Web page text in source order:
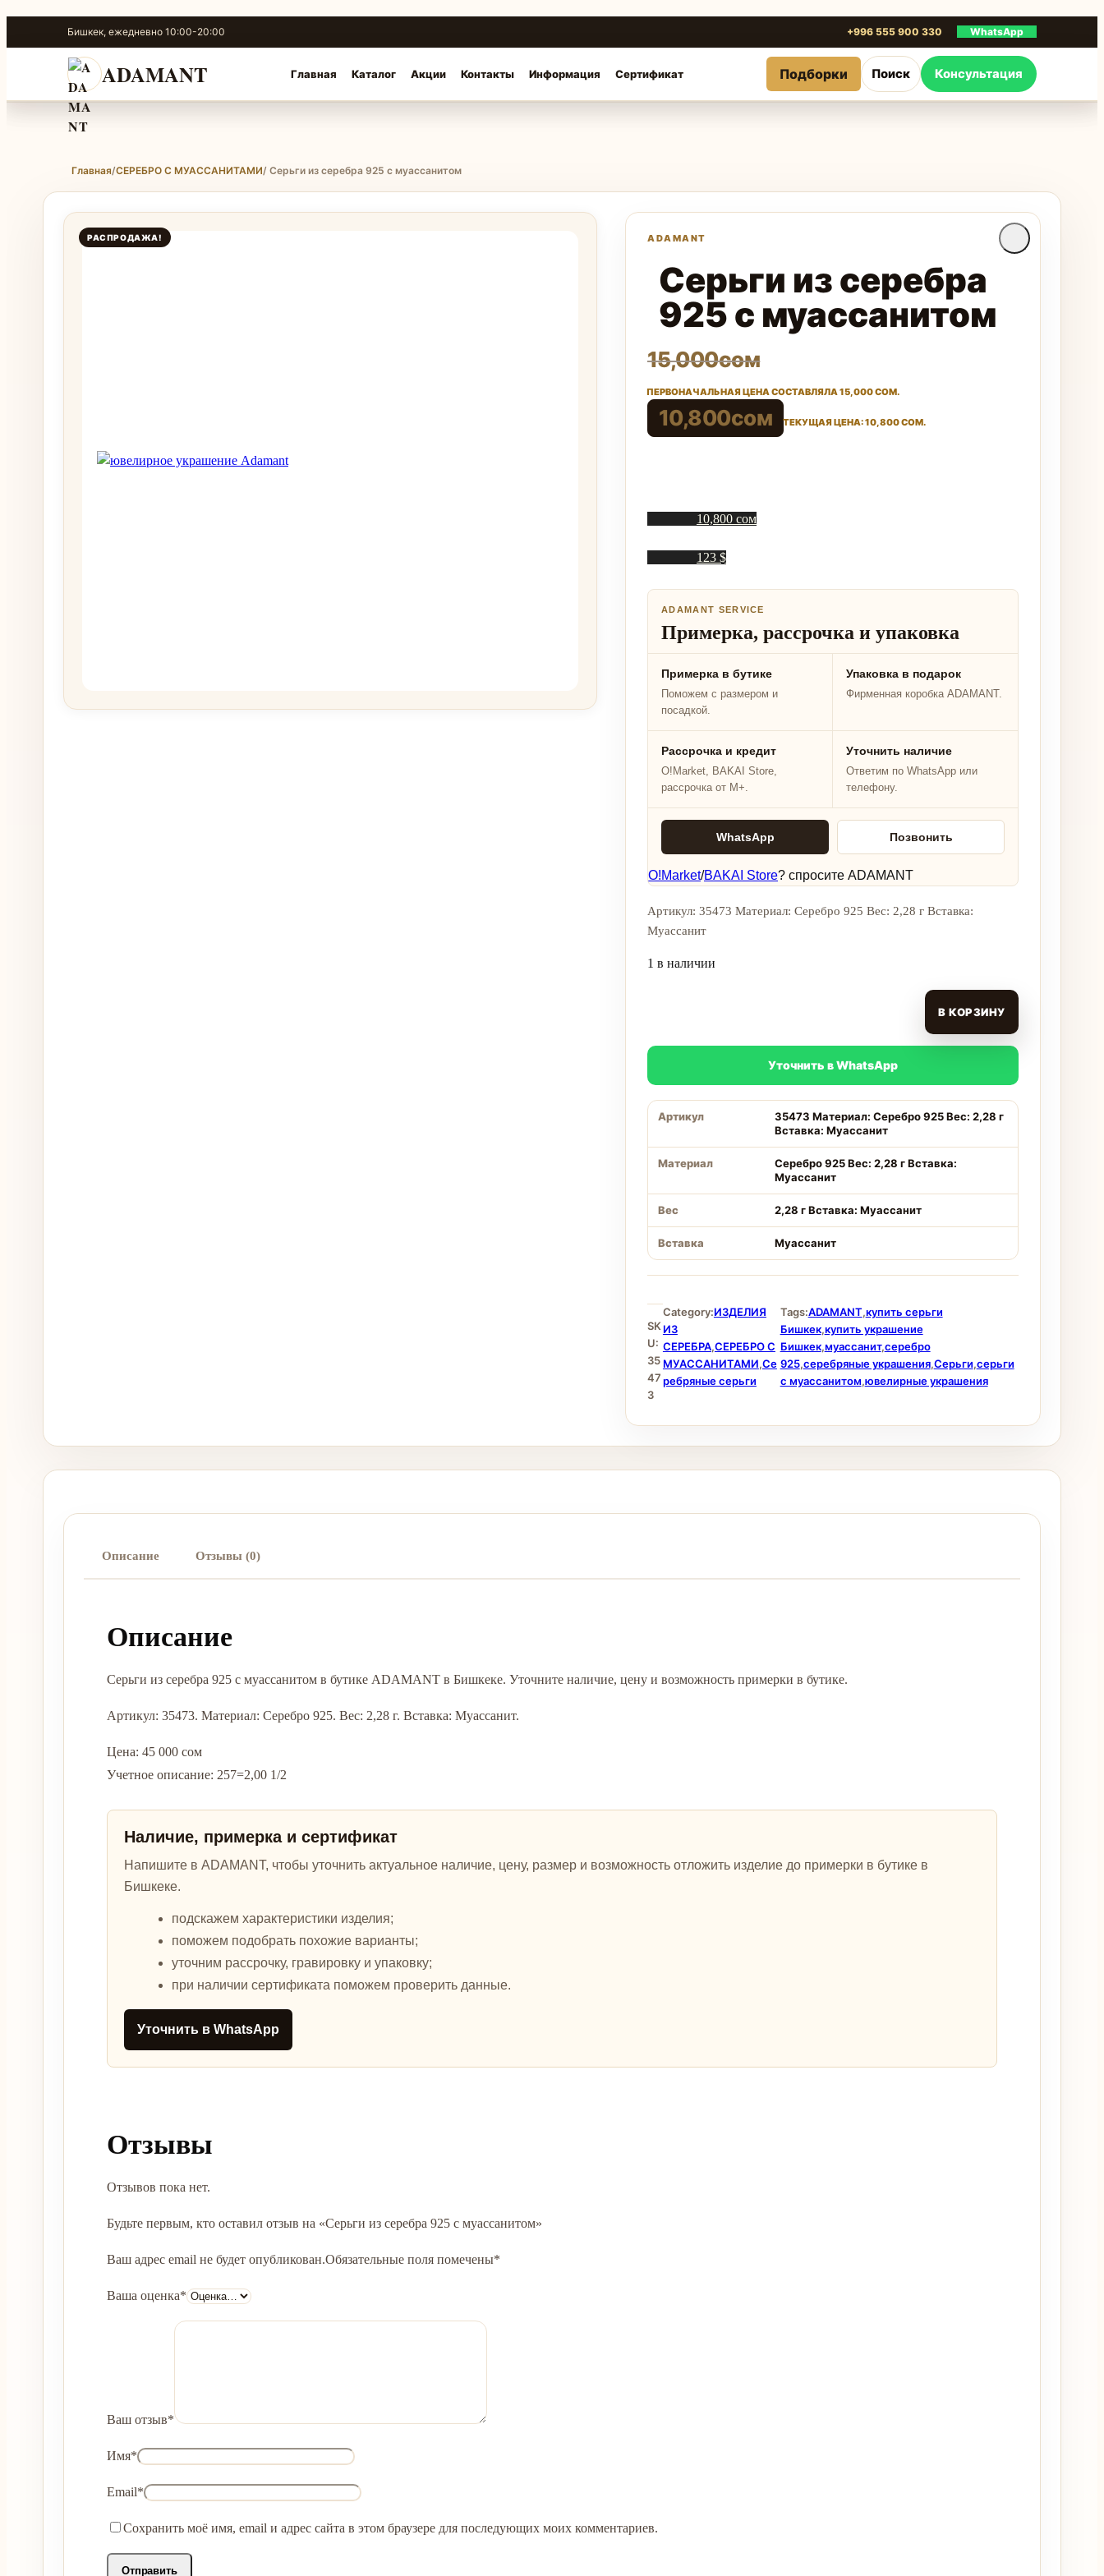
к
содержимому
Бишкек, ежедневно 10:00-20:00 +996 555 900 330 WhatsApp
ADAMANT Главная Каталог Акции Контакты Информация Сертификат Подборки Поиск Консультация
Главная/СЕРЕБРО С МУАССАНИТАМИ/ Серьги из серебра 925 с муассанитом
РАСПРОДАЖА!
Серьги из серебра
925 с муассанитом
15,000сом
ПЕРВОНАЧАЛЬНАЯ ЦЕНА СОСТАВЛЯЛА 15,000 СОМ.
10,800сом ТЕКУЩАЯ ЦЕНА: 10,800 СОМ.
10,800 сом
123 $
ADAMANT SERVICE
Примерка, рассрочка и упаковка
Примерка в бутике
Поможем с размером и
посадкой.
Упаковка в подарок
Фирменная коробка ADAMANT.
Рассрочка и кредит
O!Market, BAKAI Store,
рассрочка от M+.
Уточнить наличие
Ответим по WhatsApp или
телефону.
WhatsApp Позвонить
O!Market/BAKAI Store? спросите ADAMANT
Артикул: 35473 Материал: Серебро 925 Вес: 2,28 г Вставка:
Муассанит
1 в наличии
В КОРЗИНУ
Уточнить в WhatsApp
Артикул
35473 Материал: Серебро 925 Вес: 2,28 г
Вставка: Муассанит
Материал
Серебро 925 Вес: 2,28 г Вставка:
Муассанит
Вес 2,28 г Вставка: Муассанит
Вставка Муассанит
SK
U:
35
47
3
Category:ИЗДЕЛИЯ
ИЗ
СЕРЕБРА,СЕРЕБРО С
МУАССАНИТАМИ,Се
ребряные серьги
Tags:ADAMANT,купить серьги
Бишкек,купить украшение
Бишкек,муассанит,серебро
925,серебряные украшения,Серьги,серьги
с муассанитом,ювелирные украшения
Описание Отзывы (0)
Описание
Серьги из серебра 925 с муассанитом в бутике ADAMANT в Бишкеке. Уточните наличие, цену и возможность примерки в бутике.
Артикул: 35473. Материал: Серебро 925. Вес: 2,28 г. Вставка: Муассанит.
Цена: 45 000 сом
Учетное описание: 257=2,00 1/2
Наличие, примерка и сертификат
Напишите в ADAMANT, чтобы уточнить актуальное наличие, цену, размер и возможность отложить изделие до примерки в бутике в
Бишкеке.
подскажем характеристики изделия;
поможем подобрать похожие варианты;
уточним рассрочку, гравировку и упаковку;
при наличии сертификата поможем проверить данные.
Уточнить в WhatsApp
Отзывы
Отзывов пока нет.
Будьте первым, кто оставил отзыв на «Серьги из серебра 925 с муассанитом»
Ваш адрес email не будет опубликован.Обязательные поля помечены*
Ваша оценка*
Ваш отзыв*
Имя*
Email*
Сохранить моё имя, email и адрес сайта в этом браузере для последующих моих комментариев.